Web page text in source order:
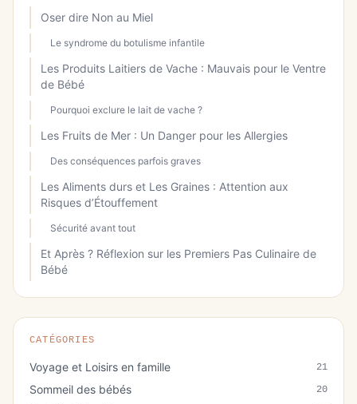
Oser dire Non au Miel
Le syndrome du botulisme infantile
Les Produits Laitiers de Vache : Mauvais pour le Ventre
de Bébé
Pourquoi exclure le lait de vache ?
Les Fruits de Mer : Un Danger pour les Allergies
Des conséquences parfois graves
Les Aliments durs et Les Graines : Attention aux
Risques d’Étouffement
Sécurité avant tout
Et Après ? Réflexion sur les Premiers Pas Culinaire de
Bébé
CATÉGORIES
Voyage et Loisirs en famille 21
Sommeil des bébés 20